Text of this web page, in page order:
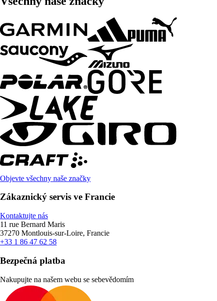
Objevte všechny naše značky
Zákaznický servis ve Francie
Kontaktujte nás
11 rue Bernard Maris
37270 Montlouis-sur-Loire, Francie
+33 1 86 47 62 58
Bezpečná platba
Nakupujte na našem webu se sebevědomím